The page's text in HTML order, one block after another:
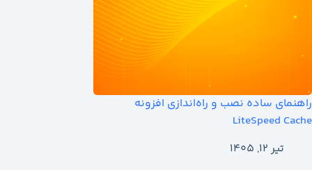
راهنمای ساده نصب و راه‌اندازی افزونه
LiteSpeed Cache
تیر ۱۲, ۱۴۰۵